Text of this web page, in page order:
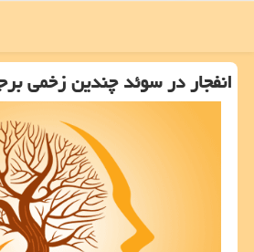
انفجار در سوئد چندین زخمی